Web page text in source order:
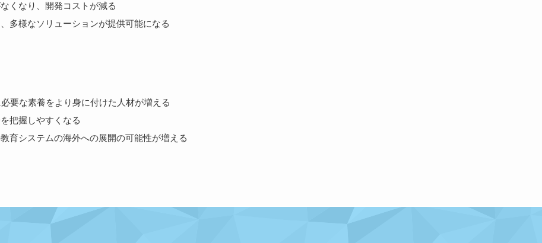
くなり、開発コストが減る
多様なソリューションが提供可能になる
要な素養をより身に付けた人材が増える
把握しやすくなる
育システムの海外への展開の可能性が増える